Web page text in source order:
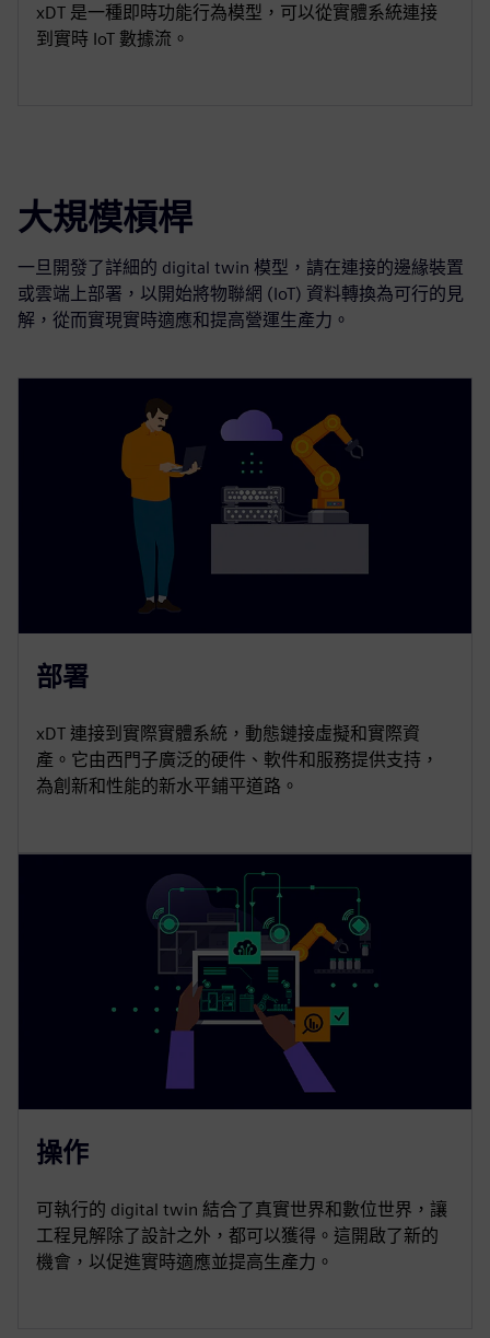
xDT 是一種即時功能行為模型，可以從實體系統連接
到實時 IoT 數據流。
大規模槓桿
一旦開發了詳細的 digital twin 模型，請在連接的邊緣裝置
或雲端上部署，以開始將物聯網 (IoT) 資料轉換為可行的見
解，從而實現實時適應和提高營運生產力。
部署
xDT 連接到實際實體系統，動態鏈接虛擬和實際資
產。它由西門子廣泛的硬件、軟件和服務提供支持，
為創新和性能的新水平鋪平道路。
操作
可執行的 digital twin 結合了真實世界和數位世界，讓
工程見解除了設計之外，都可以獲得。這開啟了新的
機會，以促進實時適應並提高生產力。